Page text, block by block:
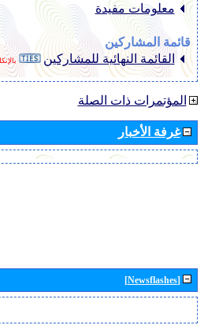
معلومات مفيدة
قائمة المشاركين
القائمة النهائية للمشاركين
المؤتمرات ذات الصلة
غرفة الأخبار
[Newsflashes]